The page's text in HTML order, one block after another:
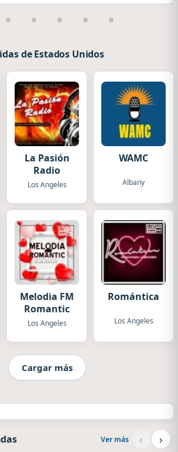
de Estados Unidos
La Pasión
Radio
Los Angeles
WAMC
Albany
Melodia FM
Romantic
Los Angeles
Romántica
Los Angeles
Cargar más
Ver más ‹ ›